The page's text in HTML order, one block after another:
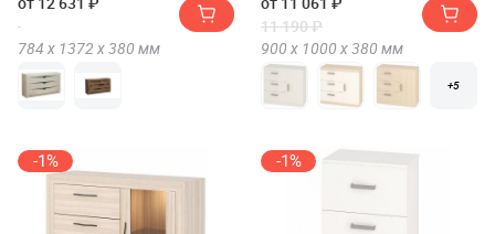
784 х 1372 х380 мм
11 190 ₽
900 х 1000 х380 мм
+5
-1% -1%